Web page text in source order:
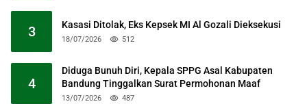
3 Kasasi Ditolak, Eks Kepsek MI Al Gozali Dieksekusi
18/07/2026 512
4
Diduga Bunuh Diri, Kepala SPPG Asal Kabupaten
Bandung Tinggalkan Surat Permohonan Maaf
13/07/2026 487